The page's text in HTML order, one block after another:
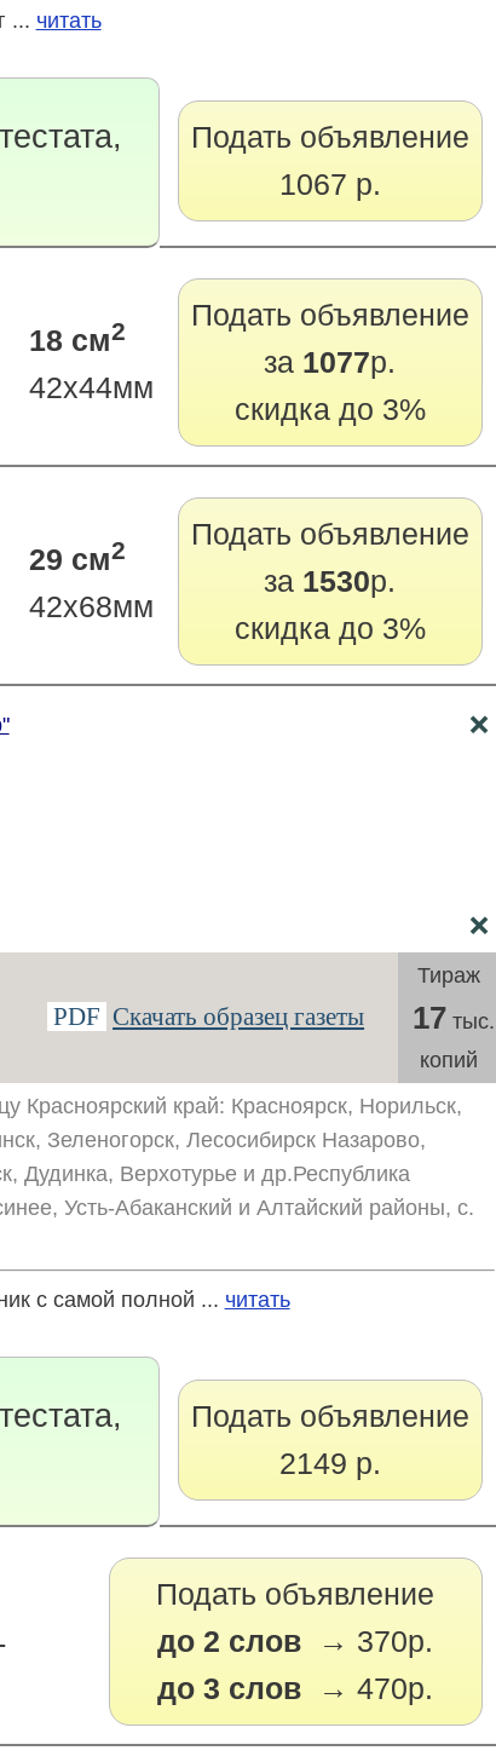
... читать
Подать объявление
1067 р.
18 см2
42х44мм
Подать объявление
за 1077р.
скидка до 3%
29 см2
42х68мм
Подать объявление
за 1530р.
скидка до 3%
❌
❌
PDF Скачать образец газеты
Тираж
17 тыс.
копий
Красноярский край: Красноярск, Норильск,
Зеленогорск, Лесосибирск Назарово,
Дудинка, Верхотурье и др.Республика
Усть-Абаканский и Алтайский районы, с.
с самой полной ... читать
Подать объявление
2149 р.
Подать объявление
до 2 слов → 370р.
до 3 слов →470р.